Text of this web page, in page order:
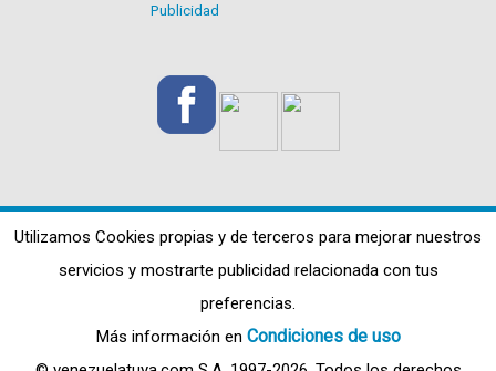
Publicidad
Utilizamos Cookies propias y de terceros para mejorar nuestros
servicios y mostrarte publicidad relacionada con tus
preferencias.
Más información en Condiciones de uso